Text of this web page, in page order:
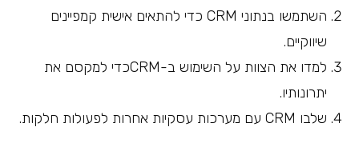
השתמשו בנתוני CRM כדי להתאים אישית קמפיינים
שיווקיים.
למדו את הצוות על השימוש ב-CRMכדי למקסם את
יתרונותיו.
שלבו CRM עם מערכות עסקיות אחרות לפעולות חלקות.